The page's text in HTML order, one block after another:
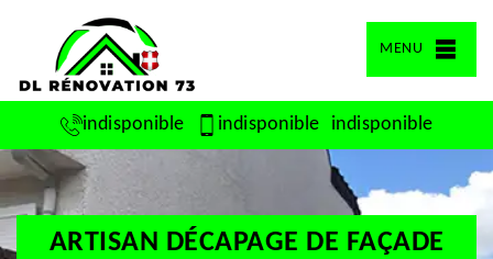
MENU
indisponible indisponible indisponible
ARTISAN DÉCAPAGE DE FAÇADE